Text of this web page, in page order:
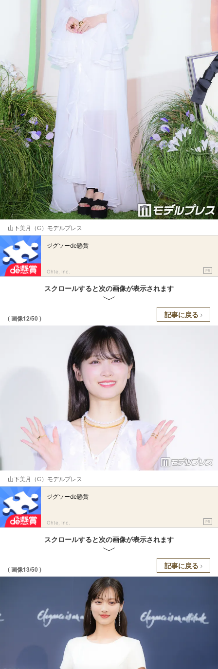
山下美月（C）モデルプレス
ジグソーde懸賞
Ohte, Inc. PR
スクロールすると次の画像が表示されます
( 画像12/50 ) 記事に戻る
山下美月（C）モデルプレス
ジグソーde懸賞
Ohte, Inc. PR
スクロールすると次の画像が表示されます
( 画像13/50 ) 記事に戻る